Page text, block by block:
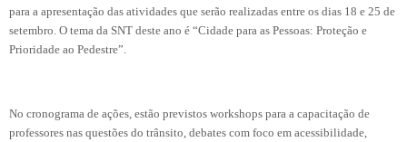
para a apresentação das atividades que serão realizadas entre os dias 18 e 25 de
setembro. O tema da SNT deste ano é “Cidade para as Pessoas: Proteção e
Prioridade ao Pedestre”.
No cronograma de ações, estão previstos workshops para a capacitação de
professores nas questões do trânsito, debates com foco em acessibilidade,